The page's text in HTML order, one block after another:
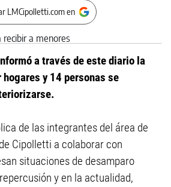
LMCipolletti.com en
a través de este diario la
y 14 personas se
de las integrantes del área de
Cipolletti a colaborar con
situaciones de desamparo
y en la actualidad,